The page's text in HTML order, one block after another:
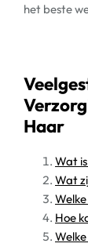
het beste
Haar
Wat
Wat
Hoe